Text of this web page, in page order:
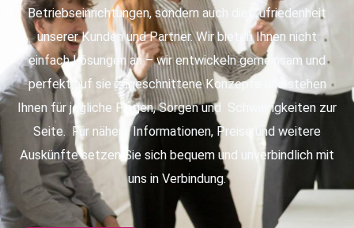
Betriebseinrichtungen, sondern auch die Zufriedenheit
unserer Kunden und Partner. Wir bieten Ihnen nicht
einfach Lösungen an – wir entwickeln gemeinsam und
perfekt auf sie zugeschnittene Konzepte und stehen
Ihnen für jegliche Fragen, Sorgen und Schwierigkeiten zur
Seite. Für nähere Informationen, Preise und weitere
Auskünfte setzen Sie sich bequem und unverbindlich mit
uns in Verbindung.